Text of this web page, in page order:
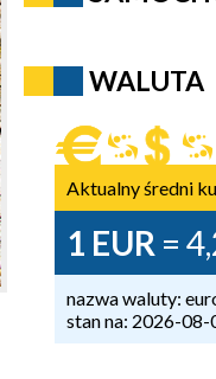
WALUTA
Aktualny średni
1 EUR =
nazwa waluty:
stan na: 2026-08-